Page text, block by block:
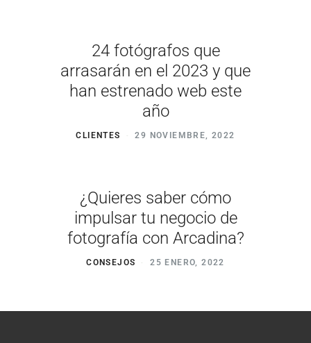
24 fotógrafos que
arrasarán en el 2023 y que
han estrenado web este
año
CLIENTES 29 NOVIEMBRE, 2022
¿Quieres saber cómo
impulsar tu negocio de
fotografía con Arcadina?
CONSEJOS 25 ENERO, 2022